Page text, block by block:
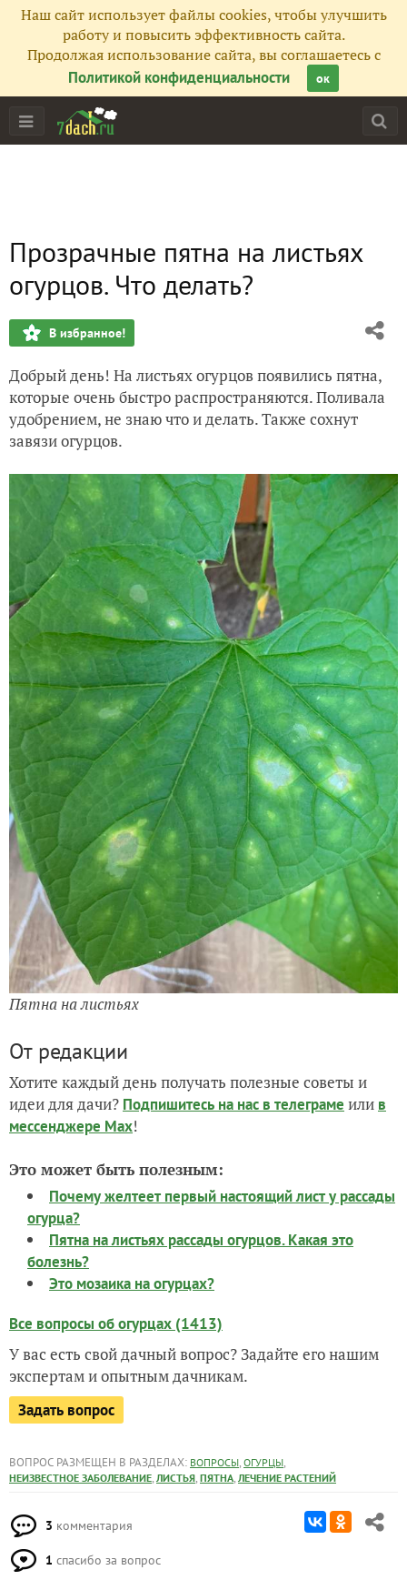
Наш сайт использует файлы cookies, чтобы улучшить
работу и повысить эффективность сайта.
Продолжая использование сайта, вы соглашаетесь с
Политикой конфиденциальности
ок
Прозрачные пятна на листьях
огурцов. Что делать?
В избранное!
Добрый день! На листьях огурцов появились пятна,
которые очень быстро распространяются. Поливала
удобрением, не знаю что и делать. Также сохнут
завязи огурцов.
Пятна на листьях
От редакции
Хотите каждый день получать полезные советы и
идеи для дачи? Подпишитесь на нас в телеграме или в
мессенджере Max!
Это может быть полезным:
Почему желтеет первый настоящий лист у рассады
огурца?
Пятна на листьях рассады огурцов. Какая это
болезнь?
Это мозаика на огурцах?
Все вопросы об огурцах (1413)
У вас есть свой дачный вопрос? Задайте его нашим
экспертам и опытным дачникам.
Задать вопрос
ВОПРОС РАЗМЕЩЕН В РАЗДЕЛАХ: ВОПРОСЫ, ОГУРЦЫ,
НЕИЗВЕСТНОЕ ЗАБОЛЕВАНИЕ, ЛИСТЬЯ, ПЯТНА, ЛЕЧЕНИЕ РАСТЕНИЙ
3 комментария
1 спасибо за вопрос